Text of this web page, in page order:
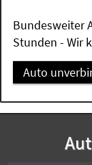
Bundesweiter
Stunden - Wir
Auto